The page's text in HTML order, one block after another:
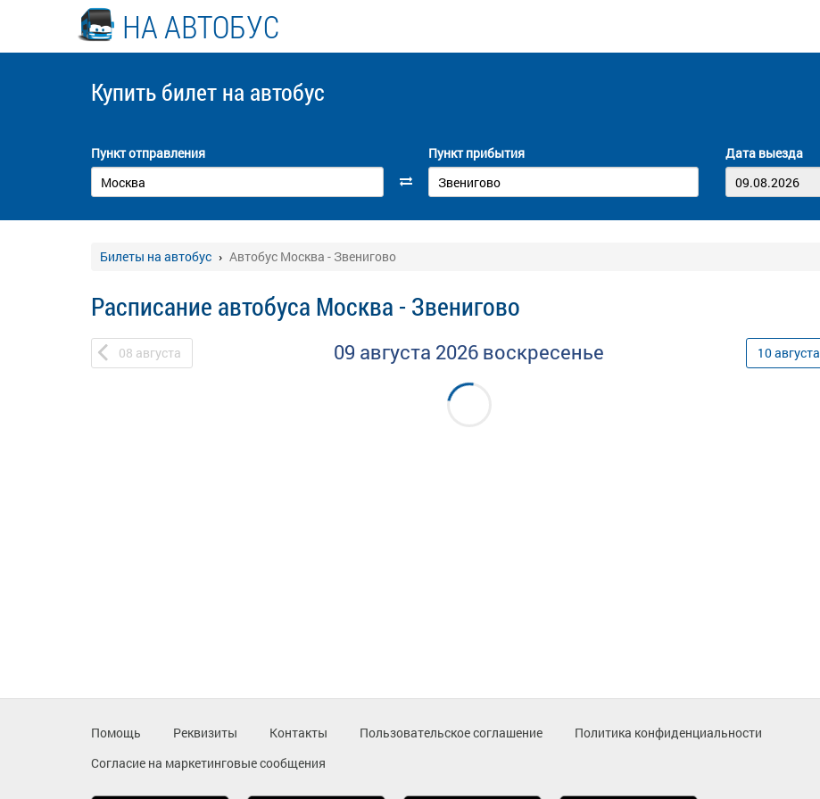
НА АВТОБУС
Купить билет на автобус
Пункт отправления Пункт прибытия Дата выезда
Билеты на автобус Автобус Москва - Звенигово
Расписание автобуса Москва - Звенигово
08 августа 09 августа 2026 воскресенье 10августа
Помощь Реквизиты Контакты Пользовательское соглашение
Политика конфиденциальности
Согласие на маркетинговые сообщения